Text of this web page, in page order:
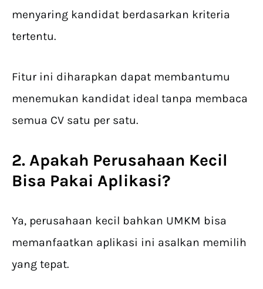
menyaring kandidat berdasarkan kriteria
tertentu.
Fitur ini diharapkan dapat membantumu
menemukan kandidat ideal tanpa membaca
semua CV satu per satu.
2. Apakah Perusahaan Kecil
Bisa Pakai Aplikasi?
Ya, perusahaan kecil bahkan UMKM bisa
memanfaatkan aplikasi ini asalkan memilih
yang tepat.